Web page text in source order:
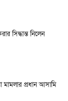
সিদ্ধান্ত নিলেন
প্রধান আসামি